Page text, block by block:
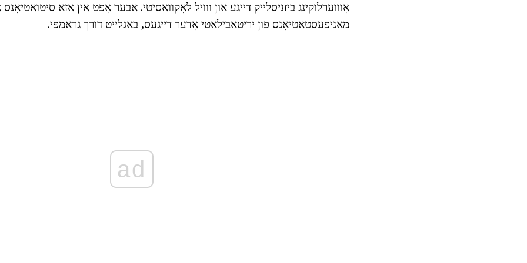
אָוווערלוקינג ביזניסלייק דייַגע און ווויל לאָקוואַסיטי. אבער אָפֿט אין אַזאַ סיטואַטיאָנס
מאַניפעסטאַטיאָנס פון יריטאַבילאַטי אָדער דייַגעס, באגלייט דורך גראַמפּי.
ad